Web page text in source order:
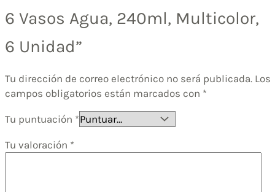
6 Vasos Agua, 240ml, Multicolor,
6 Unidad”
Tu dirección de correo electrónico no será publicada. Los
campos obligatorios están marcados con *
Tu puntuación *
Tu valoración *